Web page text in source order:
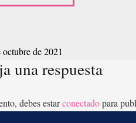
octubre de 2021
una respuesta
debes estarconectadopara